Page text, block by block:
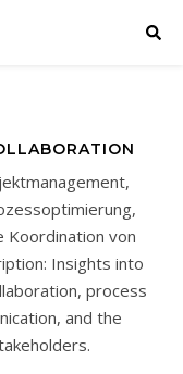
Koordination von
Insights into
process
and the